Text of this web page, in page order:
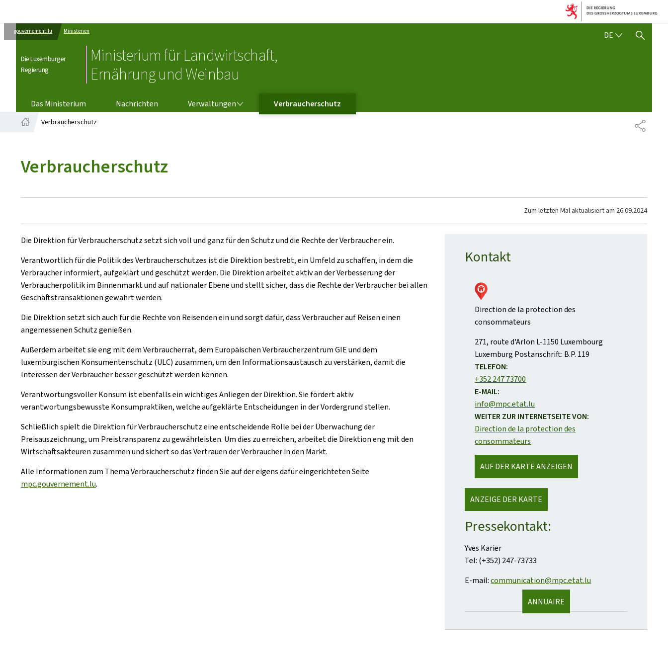
gouvernement.lu Ministerien
Die Luxemburger
Regierung
Ministerium für Landwirtschaft,
Ernährung und Weinbau
DE DEUTSCH
SUCHFLED ANZEIGEN /
Das Ministerium Nachrichten Verwaltungen
Verbraucherschutz
TEILEN
Verbraucherschutz
Verbraucherschutz
Zum letzten Mal aktualisiert am 26.09.2024
Die Direktion für Verbraucherschutz setzt sich voll und ganz für den Schutz und die Rechte der Verbraucher ein.
Verantwortlich für die Politik des Verbraucherschutzes ist die Direktion bestrebt, ein Umfeld zu schaffen, in dem die
Verbraucher informiert, aufgeklärt und geschützt werden. Die Direktion arbeitet aktiv an der Verbesserung der
Verbraucherpolitik im Binnenmarkt und auf nationaler Ebene und stellt sicher, dass die Rechte der Verbraucher bei allen
Geschäftstransaktionen gewahrt werden.
Die Direktion setzt sich auch für die Rechte von Reisenden ein und sorgt dafür, dass Verbraucher auf Reisen einen
angemessenen Schutz genießen.
Außerdem arbeitet sie eng mit dem Verbraucherrat, dem Europäischen Verbraucherzentrum GIE und dem
luxemburgischen Konsumentenschutz (ULC) zusammen, um den Informationsaustausch zu verstärken, damit die
Interessen der Verbraucher besser geschützt werden können.
Verantwortungsvoller Konsum ist ebenfalls ein wichtiges Anliegen der Direktion. Sie fördert aktiv
verantwortungsbewusste Konsumpraktiken, welche aufgeklärte Entscheidungen in der Vordergrund stellen.
Schließlich spielt die Direktion für Verbraucherschutz eine entscheidende Rolle bei der Überwachung der
Preisauszeichnung, um Preistransparenz zu gewährleisten. Um dies zu erreichen, arbeitet die Direktion eng mit den
Wirtschaftsakteuren zusammen und sichert so das Vertrauen der Verbraucher in den Markt.
Alle Informationen zum Thema Verbraucherschutz finden Sie auf der eigens dafür eingerichteten Seite
mpc.gouvernement.lu.
Kontakt
Direction de la protection des
consommateurs
ADRESSE:
271, route d'Arlon L-1150 Luxembourg
Luxemburg Postanschrift: B.P. 119
TELEFON:
+352 247 73700
E-MAIL:
info@mpc.etat.lu
WEITER ZUR INTERNETSEITE VON:
Direction de la protection des
consommateurs
AUF DER KARTE ANZEIGEN
ANZEIGE DER KARTE
Pressekontakt:
Yves Karier
Tel: (+352) 247-73733
E-mail:communication@mpc.etat.lu
ANNUAIRE